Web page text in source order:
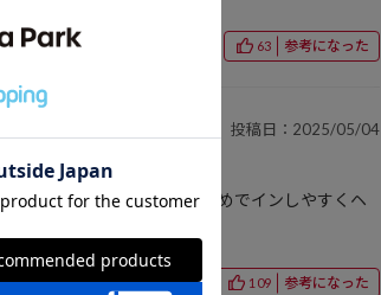
25.0cm 63 参考になった
投稿日：2025/05/04
フリフリしすぎず、丈が短めでインしやすくヘ
109 参考になった